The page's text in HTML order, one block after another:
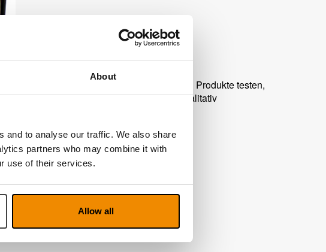
About
and to analyse our traffic. We also share
partners who may combine it with
use of their services.
Allow all
natürlich auch unsere anderen innovativen Produkte testen,
Alle unsere Produkte sind qualitativ